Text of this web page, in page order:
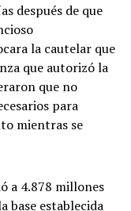
después de que
la cautelar que
que autorizó la
que no
para
mientras se
a 4.878 millones
base establecida